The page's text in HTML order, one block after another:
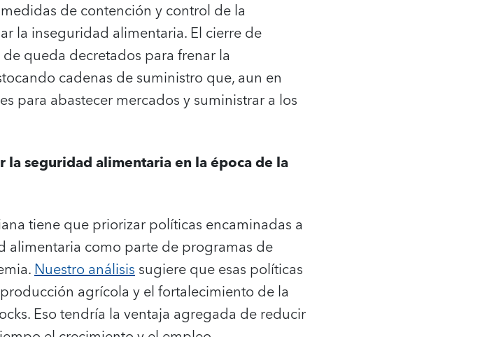
de contención y control de la
la inseguridad alimentaria. El cierre de
queda decretados para frenar la
cadenas de suministro que, aun en
para abastecer mercados y suministrar a los
seguridad alimentaria en la época de la
tiene que priorizar políticas encaminadas a
alimentaria como parte de programas de
Nuestro análisissugiere que esas políticas
agrícola y el fortalecimiento de la
Eso tendría la ventaja agregada de reducir